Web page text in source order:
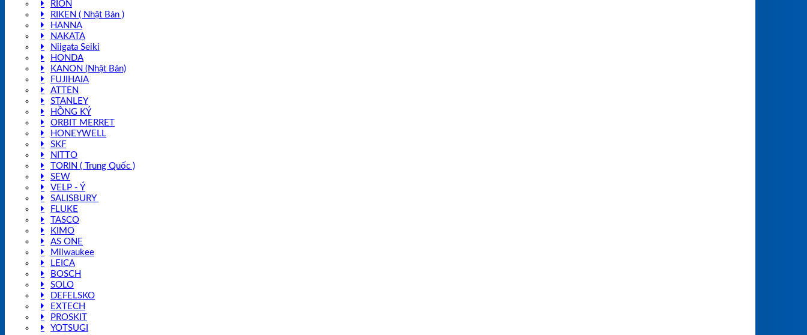
RION
RIKEN ( Nhật Bản )
HANNA
NAKATA
Niigata Seiki
HONDA
KANON (Nhật Bản)
FUJIHAIA
ATTEN
STANLEY
HỒNG KÝ
ORBIT MERRET
HONEYWELL
SKF
NITTO
TORIN ( Trung Quốc )
SEW
VELP - Ý
SALISBURY
FLUKE
TASCO
KIMO
AS ONE
Milwaukee
LEICA
BOSCH
SOLO
DEFELSKO
EXTECH
PROSKIT
YOTSUGI